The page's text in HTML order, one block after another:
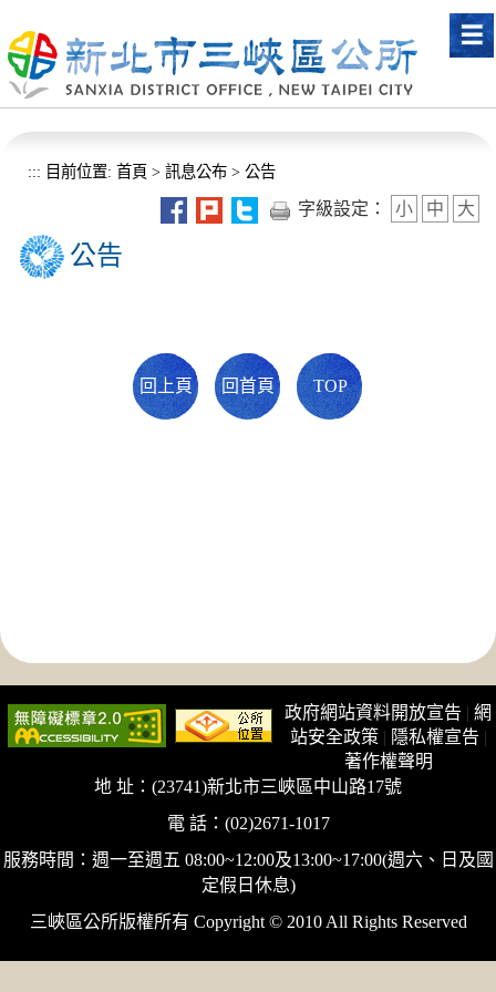
::: 目前位置: 首頁 > 訊息公布 > 公告
字級設定： 小 中 大
公告
回上頁 回首頁 TOP
政府網站資料開放宣告 | 網
站安全政策 | 隱私權宣告 |
著作權聲明
地 址：(23741)新北市三峽區中山路17號
電 話：(02)2671-1017
服務時間：週一至週五 08:00~12:00及13:00~17:00(週六、日及國
定假日休息)
三峽區公所版權所有 Copyright © 2010 All Rights Reserved